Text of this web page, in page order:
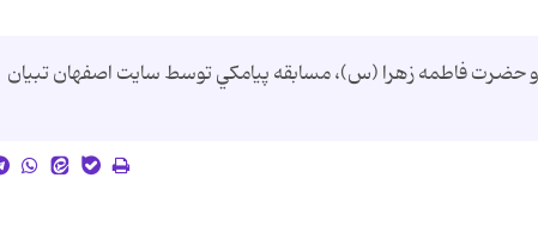
و حضرت فاطمه زهرا (س)، مسابقه پيامکي توسط سايت اصفهان تبيان